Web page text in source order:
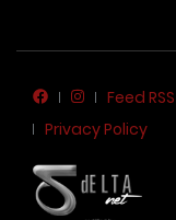
Feed RSS
Privacy Policy